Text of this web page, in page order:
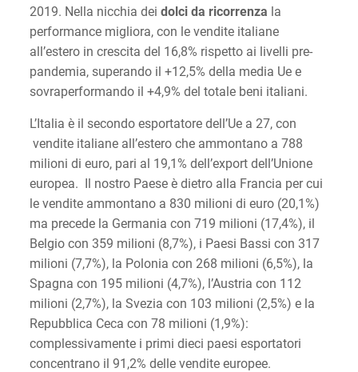
2019. Nella nicchia dei dolci da ricorrenza la
performance migliora, con le vendite italiane
all’estero in crescita del 16,8% rispetto ai livelli pre-
pandemia, superando il +12,5% della media Ue e
sovraperformando il +4,9% del totale beni italiani.
L’Italia è il secondo esportatore dell’Ue a 27, con
vendite italiane all’estero che ammontano a 788
milioni di euro, pari al 19,1% dell’export dell’Unione
europea. Il nostro Paese è dietro alla Francia per cui
le vendite ammontano a 830 milioni di euro (20,1%)
ma precede la Germania con 719 milioni (17,4%), il
Belgio con 359 milioni (8,7%), i Paesi Bassi con 317
milioni (7,7%), la Polonia con 268 milioni (6,5%), la
Spagna con 195 milioni (4,7%), l’Austria con 112
milioni (2,7%), la Svezia con 103 milioni (2,5%) e la
Repubblica Ceca con 78 milioni (1,9%):
complessivamente i primi dieci paesi esportatori
concentrano il 91,2% delle vendite europee.